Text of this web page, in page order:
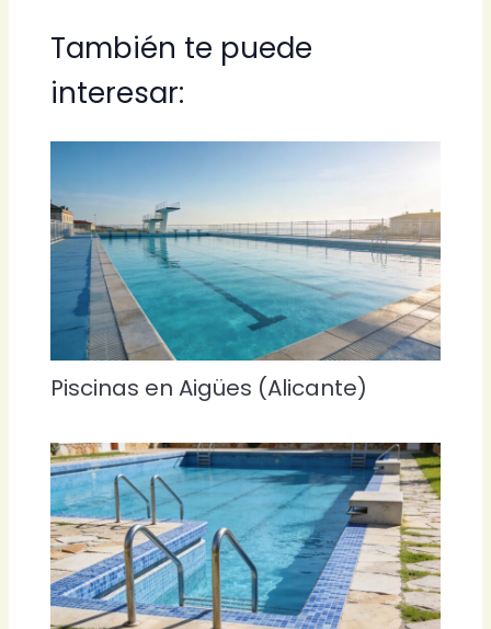
También te puede
interesar:
Piscinas en Aigües (Alicante)